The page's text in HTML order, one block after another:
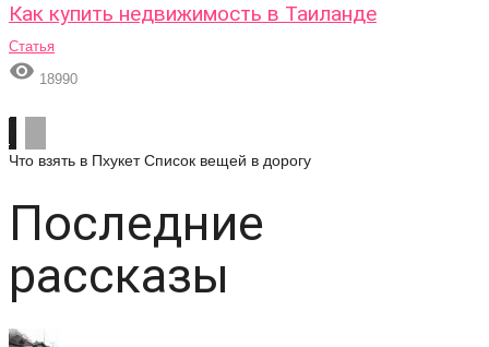
Как купить недвижимость в Таиланде
Статья
 18990
Что взять в Пхукет Список вещей в дорогу
Последние
рассказы